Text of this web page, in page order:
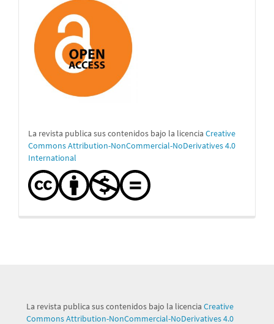
La revista publica sus contenidos bajo la licencia Creative
Commons Attribution-NonCommercial-NoDerivatives 4.0
International
La revista publica sus contenidos bajo la licencia Creative
Commons Attribution-NonCommercial-NoDerivatives 4.0